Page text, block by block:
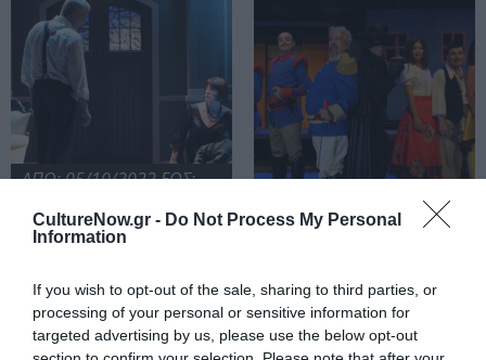
CultureNow.gr - Do Not Process My Personal
Information
If you wish to opt-out of the sale, sharing to third parties, or
processing of your personal or sensitive information for
targeted advertising by us, please use the below opt-out
ΑΠΟ: 05/10/2022 ΕΩΣ:
Η Παγίδα, σε
Πέτρου Ζούλια
για 2ο χρόνο στο
Θέατρο Ζίνα
σκηνοθεσία
Νίκου Λημνιού
στο Θέατρο Ζίνα